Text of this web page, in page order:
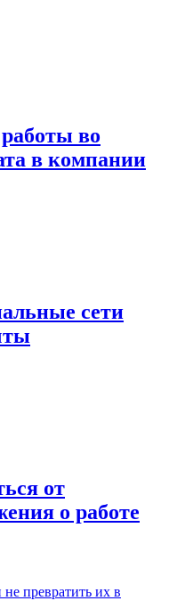
во
в компании
сети
от
о работе
превратить их в